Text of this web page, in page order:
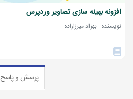
افزونه بهینه سازی تصاویر وردپرس
نویسنده : بهزاد میرزازاده
پرسش و پاسخ